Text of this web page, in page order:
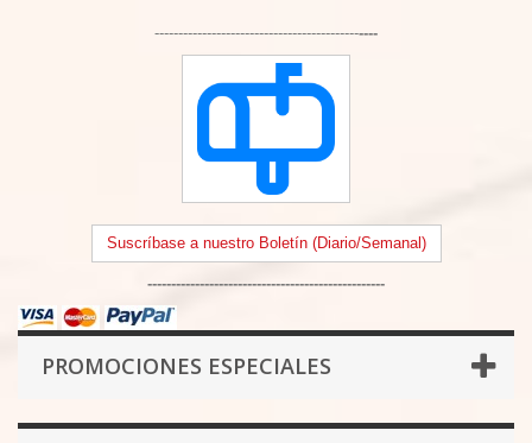
-----------------------------------------------
Suscríbase a nuestro Boletín (Diario/Semanal)
--------------------------------------------------
PROMOCIONES ESPECIALES